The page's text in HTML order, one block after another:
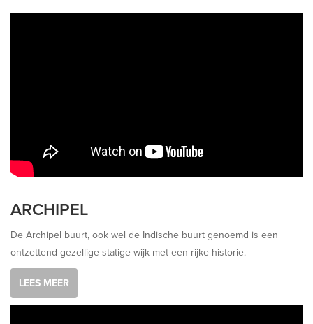
ARCHIPEL
De Archipel buurt, ook wel de Indische buurt genoemd is een
ontzettend gezellige statige wijk met een rijke historie.
LEES MEER